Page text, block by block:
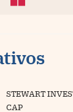
STEWART
CAP